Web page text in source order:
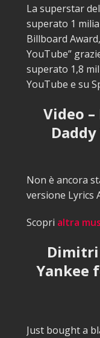
La superstar
superato 1
Billboard
YouTube”
superato 1,8
YouTube e su
Video
Non è ancora
versione Lyrics
Scopri altra
Dimitri
Yankee
Just bought a